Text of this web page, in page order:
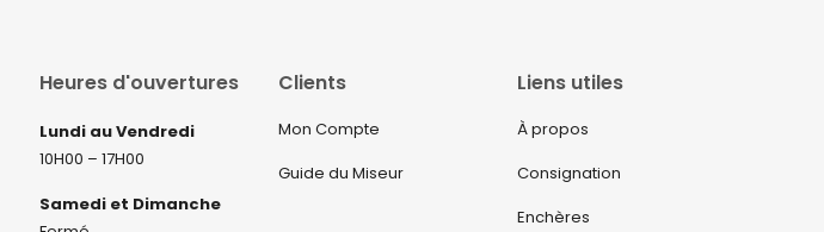
Heures d'ouvertures
Lundi au Vendredi
10H00 – 17H00
Samedi et Dimanche
Clients
Mon Compte
Guide du Miseur
Liens utiles
À propos
Consignation
Enchères